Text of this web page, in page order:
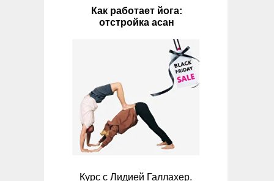
Как работает йога:
отстройка асан
Курс с Лидией Галлахер.